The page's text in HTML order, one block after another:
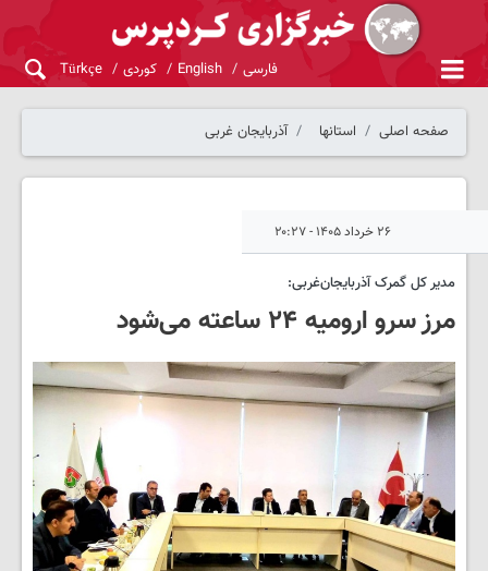
فارسی English کوردی Türkçe
صفحه اصلی استانها آذربایجان غربی
۲۶ خرداد ۱۴۰۵ - ۲۰:۲۷
مدیر کل گمرک آذربایجان‌غربی:
مرز سرو ارومیه ۲۴ ساعته می‌شود